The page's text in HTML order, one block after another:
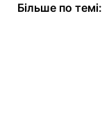
Більше по темі: